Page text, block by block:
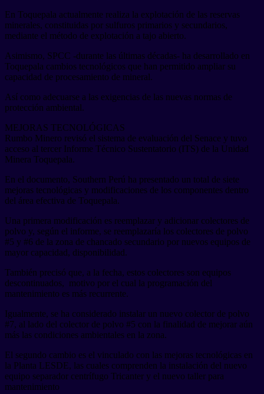
En Toquepala actualmente realiza la explotación de las reservas
minerales, constituidas por sulfuros primarios y secundarios,
mediante el método de explotación a tajo abierto.
Asimismo, SPCC -durante las últimas décadas- ha desarrollado en
Toquepala cambios tecnológicos que han permitido ampliar su
capacidad de procesamiento de mineral.
Así como adecuarse a las exigencias de las nuevas normas de
protección ambiental.
MEJORAS TECNOLÓGICAS
Rumbo Minero revisó el sistema de evaluación del Senace y tuvo
acceso al tercer Informe Técnico Sustentatorio (ITS) de la Unidad
Minera Toquepala.
En el documento, Southern Perú ha presentado un total de siete
mejoras tecnológicas y modificaciones de los componentes dentro
del área efectiva de Toquepala.
Una primera modificación es reemplazar y adicionar colectores de
polvo y, según el informe, se reemplazaría los colectores de polvo
#5 y #6 de la zona de chancado secundario por nuevos equipos de
mayor capacidad, disponibilidad.
También precisó que, a la fecha, estos colectores son equipos
descontinuados, motivo por el cual la programación del
mantenimiento es más recurrente.
Igualmente, se ha considerado instalar un nuevo colector de polvo
#7, al lado del colector de polvo #5 con la finalidad de mejorar aún
más las condiciones ambientales en la zona.
El segundo cambio es el vinculado con las mejoras tecnológicas en
la Planta LESDE, las cuales comprenden la instalación del nuevo
equipo separador centrífugo Tricanter y el nuevo taller para
mantenimiento